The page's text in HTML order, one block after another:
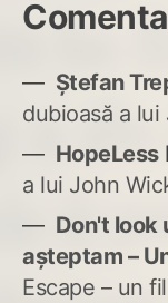
Ștefan
dubioasă a
HopeLess
a lui John
Don't look
așteptam –
Escape – un